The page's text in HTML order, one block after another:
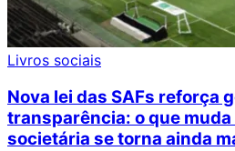
Livros sociais
Nova lei das SAFs reforça
transparência: o que muda
societária se torna ainda